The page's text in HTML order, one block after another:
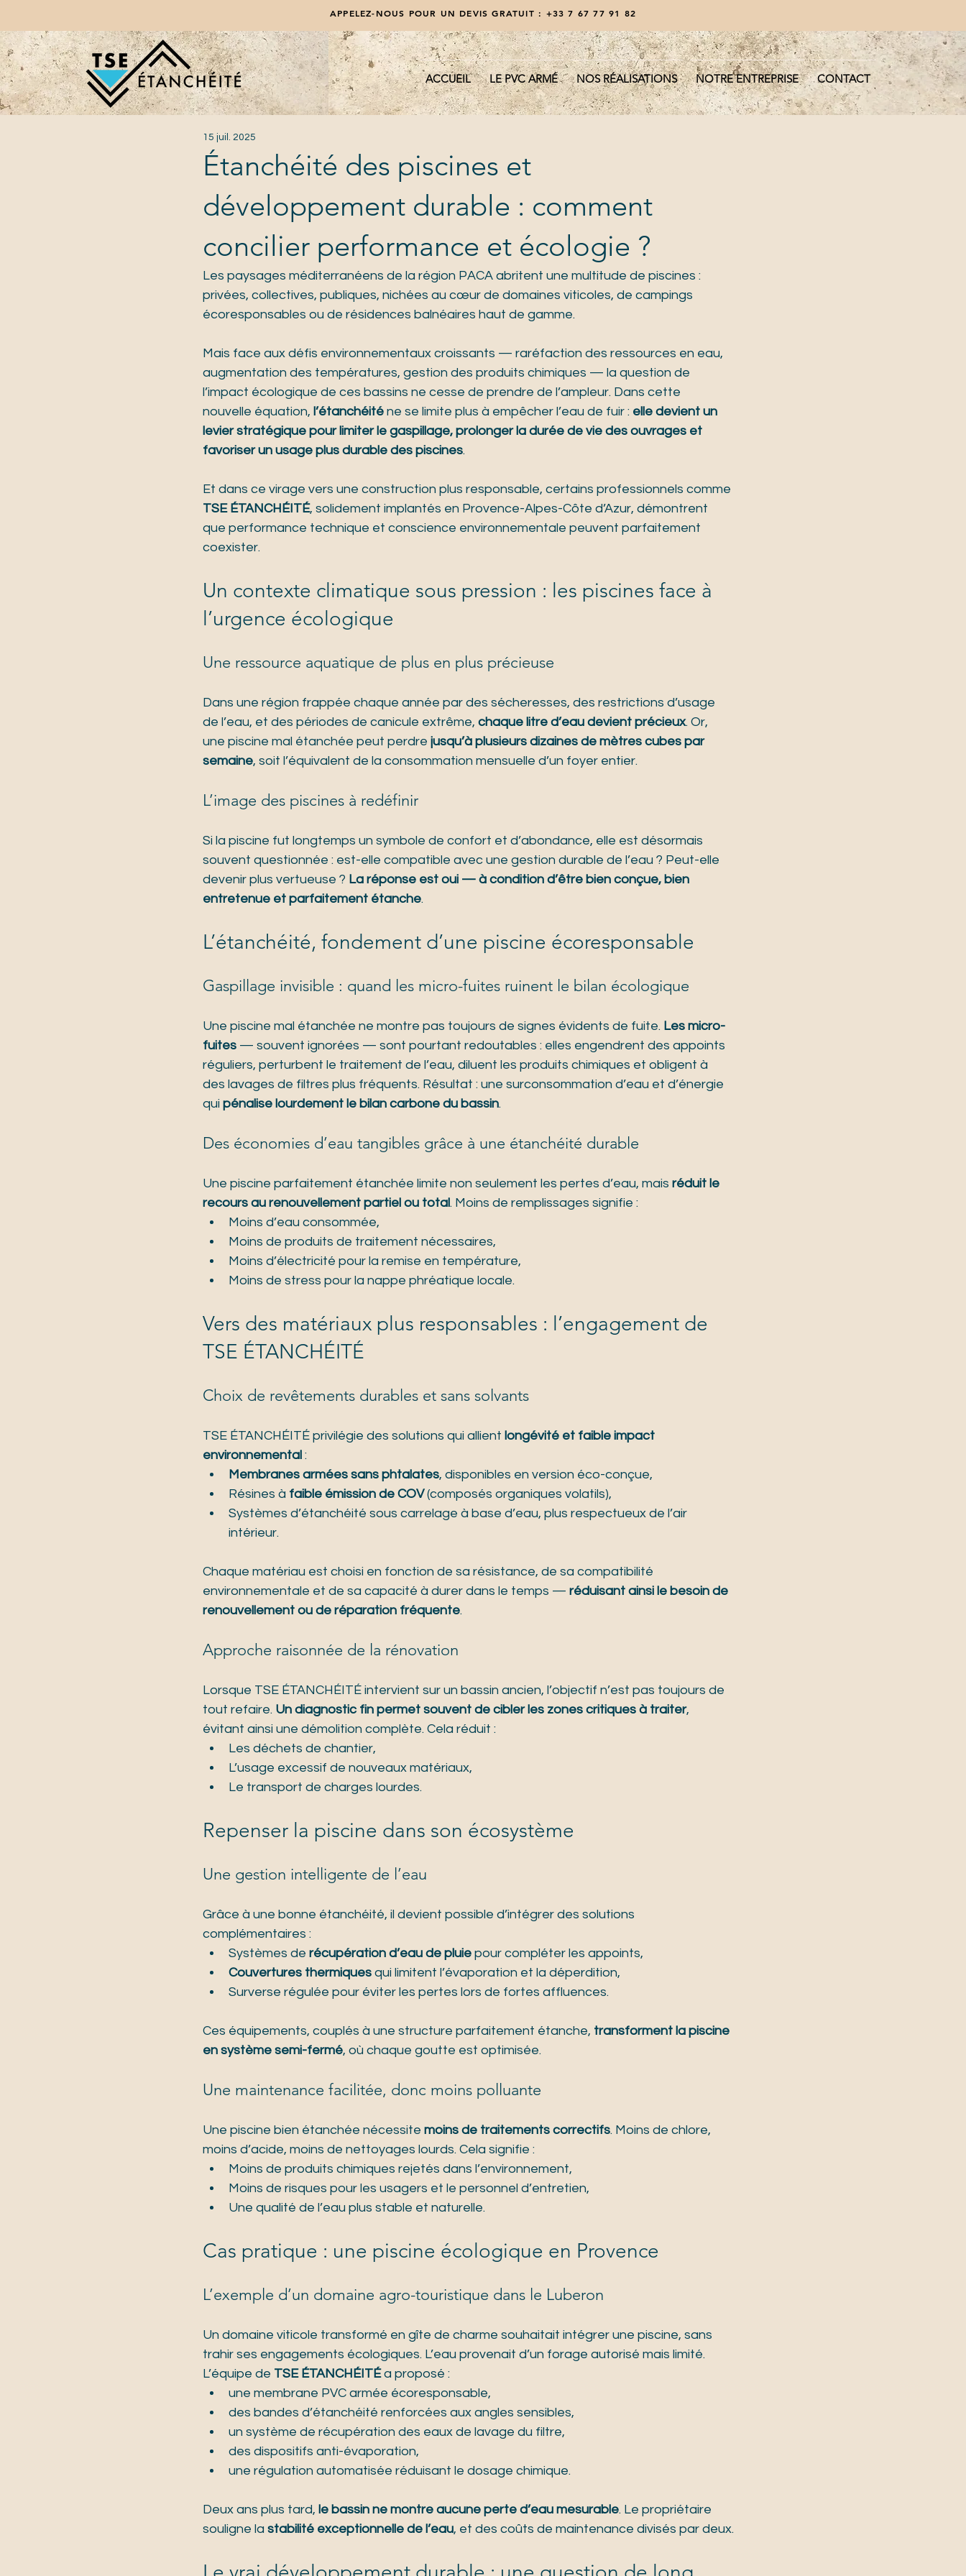
APPELEZ-NOUS POUR UN DEVIS GRATUIT : +33 7 67 77 91 82
ACCUEIL LE PVC ARMÉ NOS RÉALISATIONS NOTRE ENTREPRISE CONTACT
Étanchéité des piscines et
développement durable : comment
concilier performance et écologie ?
15 juil. 2025
Les paysages méditerranéens de la région PACA abritent une multitude de piscines :
privées, collectives, publiques, nichées au cœur de domaines viticoles, de campings
écoresponsables ou de résidences balnéaires haut de gamme.
Mais face aux défis environnementaux croissants — raréfaction des ressources en eau,
augmentation des températures, gestion des produits chimiques — la question de
l’impact écologique de ces bassins ne cesse de prendre de l’ampleur. Dans cette
nouvelle équation, l’étanchéité ne se limite plus à empêcher l’eau de fuir : elle devient un
levier stratégique pour limiter le gaspillage, prolonger la durée de vie des ouvrages et
favoriser un usage plus durable des piscines.
Et dans ce virage vers une construction plus responsable, certains professionnels comme
TSE ÉTANCHÉITÉ, solidement implantés en Provence-Alpes-Côte d’Azur, démontrent
que performance technique et conscience environnementale peuvent parfaitement
coexister.
Un contexte climatique sous pression : les piscines face à
l’urgence écologique
Une ressource aquatique de plus en plus précieuse
Dans une région frappée chaque année par des sécheresses, des restrictions d’usage
de l’eau, et des périodes de canicule extrême, chaque litre d’eau devient précieux. Or,
une piscine mal étanchée peut perdre jusqu’à plusieurs dizaines de mètres cubes par
semaine, soit l’équivalent de la consommation mensuelle d’un foyer entier.
L’image des piscines à redéfinir
Si la piscine fut longtemps un symbole de confort et d’abondance, elle est désormais
souvent questionnée : est-elle compatible avec une gestion durable de l’eau ? Peut-elle
devenir plus vertueuse ? La réponse est oui — à condition d’être bien conçue, bien
entretenue et parfaitement étanche.
L’étanchéité, fondement d’une piscine écoresponsable
Gaspillage invisible : quand les micro-fuites ruinent le bilan écologique
Une piscine mal étanchée ne montre pas toujours de signes évidents de fuite. Les micro-
fuites — souvent ignorées — sont pourtant redoutables : elles engendrent des appoints
réguliers, perturbent le traitement de l’eau, diluent les produits chimiques et obligent à
des lavages de filtres plus fréquents. Résultat : une surconsommation d’eau et d’énergie
qui pénalise lourdement le bilan carbone du bassin.
Des économies d’eau tangibles grâce à une étanchéité durable
Une piscine parfaitement étanchée limite non seulement les pertes d’eau, mais réduit le
recours au renouvellement partiel ou total. Moins de remplissages signifie :
Moins d’eau consommée,
Moins de produits de traitement nécessaires,
Moins d’électricité pour la remise en température,
Moins de stress pour la nappe phréatique locale.
Vers des matériaux plus responsables : l’engagement de
TSE ÉTANCHÉITÉ
Choix de revêtements durables et sans solvants
TSE ÉTANCHÉITÉ privilégie des solutions qui allient longévité et faible impact
environnemental :
Membranes armées sans phtalates, disponibles en version éco-conçue,
Résines à faible émission de COV (composés organiques volatils),
Systèmes d’étanchéité sous carrelage à base d’eau, plus respectueux de l’air
intérieur.
Chaque matériau est choisi en fonction de sa résistance, de sa compatibilité
environnementale et de sa capacité à durer dans le temps — réduisant ainsi le besoin de
renouvellement ou de réparation fréquente.
Approche raisonnée de la rénovation
Lorsque TSE ÉTANCHÉITÉ intervient sur un bassin ancien, l’objectif n’est pas toujours de
tout refaire. Un diagnostic fin permet souvent de cibler les zones critiques à traiter,
évitant ainsi une démolition complète. Cela réduit :
Les déchets de chantier,
L’usage excessif de nouveaux matériaux,
Le transport de charges lourdes.
Repenser la piscine dans son écosystème
Une gestion intelligente de l’eau
Grâce à une bonne étanchéité, il devient possible d’intégrer des solutions
complémentaires :
Systèmes de récupération d’eau de pluie pour compléter les appoints,
Couvertures thermiques qui limitent l’évaporation et la déperdition,
Surverse régulée pour éviter les pertes lors de fortes affluences.
Ces équipements, couplés à une structure parfaitement étanche, transforment la piscine
en système semi-fermé, où chaque goutte est optimisée.
Une maintenance facilitée, donc moins polluante
Une piscine bien étanchée nécessite moins de traitements correctifs. Moins de chlore,
moins d’acide, moins de nettoyages lourds. Cela signifie :
Moins de produits chimiques rejetés dans l’environnement,
Moins de risques pour les usagers et le personnel d’entretien,
Une qualité de l’eau plus stable et naturelle.
Cas pratique : une piscine écologique en Provence
L’exemple d’un domaine agro-touristique dans le Luberon
Un domaine viticole transformé en gîte de charme souhaitait intégrer une piscine, sans
trahir ses engagements écologiques. L’eau provenait d’un forage autorisé mais limité.
L’équipe de TSE ÉTANCHÉITÉ a proposé :
une membrane PVC armée écoresponsable,
des bandes d’étanchéité renforcées aux angles sensibles,
un système de récupération des eaux de lavage du filtre,
des dispositifs anti-évaporation,
une régulation automatisée réduisant le dosage chimique.
Deux ans plus tard, le bassin ne montre aucune perte d’eau mesurable. Le propriétaire
souligne la stabilité exceptionnelle de l’eau, et des coûts de maintenance divisés par deux.